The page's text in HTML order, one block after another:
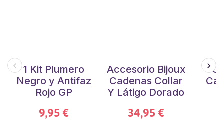
1 Kit Plumero
Negro y Antifaz
Rojo GP
9,95 €
Accesorio Bijoux
Cadenas Collar
Y Látigo Dorado
34,95 €